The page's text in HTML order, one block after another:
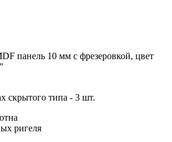
панель 10 мм с фрезеровкой, цвет
скрытого типа - 3 шт.
ригеля